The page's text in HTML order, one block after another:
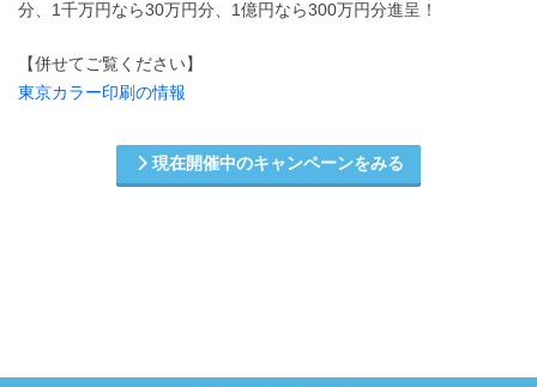
分、1千万円なら30万円分、1億円なら300万円分進呈！
【併せてご覧ください】
東京カラー印刷の情報
現在開催中のキャンペーンをみる